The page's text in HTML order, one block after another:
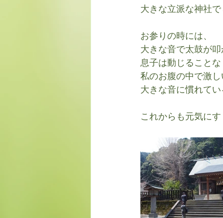
大きな立派な神社
お参りの時には、
大きな音で太鼓が
息子は動じること
私のお腹の中で激
大きな音に慣れて
これからも元気に